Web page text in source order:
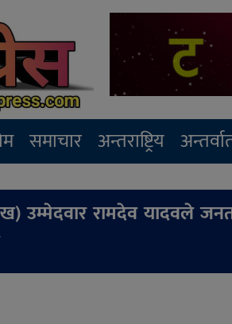
समाचार अन्तराष्ट्रिय
उम्मेदवार रामदेव यादवले